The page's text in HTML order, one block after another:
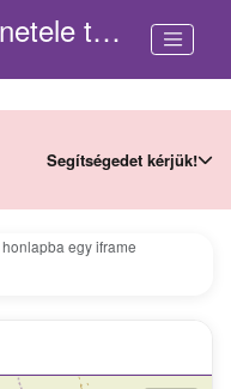
Urunk mennybemenetele templom (Apácatorna)
Segítségedet kérjük!
egy iframe